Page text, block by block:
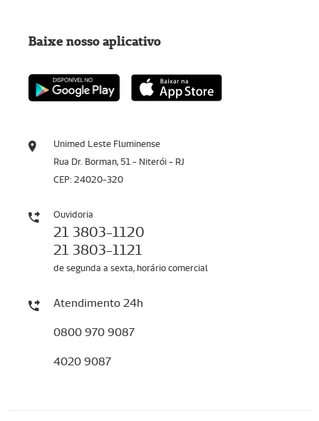
Unimed Leste Fluminense
Rua Dr. Borman, 51 - Niterói - RJ
CEP: 24020-320
Ouvidoria
21 3803-1120
21 3803-1121
de segunda a sexta, horário comercial
Atendimento 24h
0800 970 9087
4020 9087
Baixe nosso aplicativo